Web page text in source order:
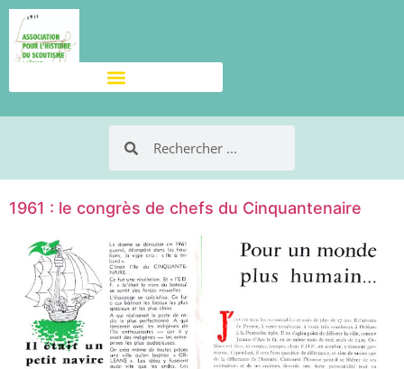
1961 : le congrès de chefs du Cinquantenaire